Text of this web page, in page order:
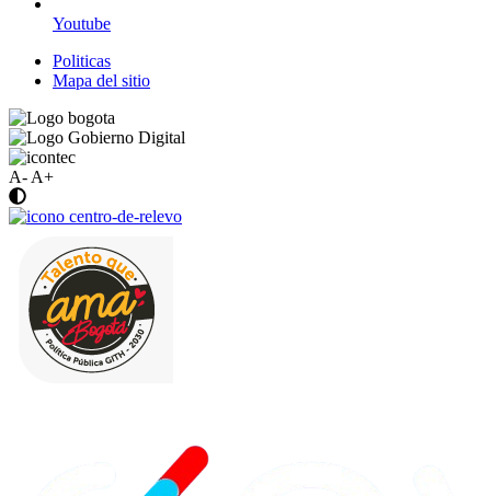
Youtube
Politicas
Mapa del sitio
A- A+